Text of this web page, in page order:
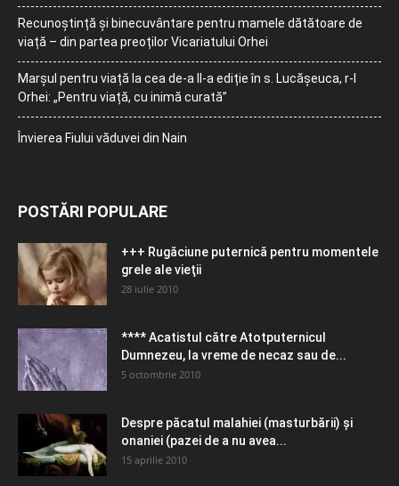
Recunoștință și binecuvântare pentru mamele dătătoare de
viață – din partea preoților Vicariatului Orhei
Marșul pentru viață la cea de-a II-a ediție în s. Lucășeuca, r-l
Orhei: „Pentru viață, cu inimă curată”
Învierea Fiului văduvei din Nain
POSTĂRI POPULARE
+++ Rugăciune puternică pentru momentele
grele ale vieţii
28 iulie 2010
**** Acatistul către Atotputernicul
Dumnezeu, la vreme de necaz sau de...
5 octombrie 2010
Despre păcatul malahiei (masturbării) şi
onaniei (pazei de a nu avea...
15 aprilie 2010